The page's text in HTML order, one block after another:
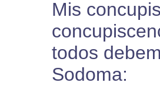
Mis
todos
Sodoma: